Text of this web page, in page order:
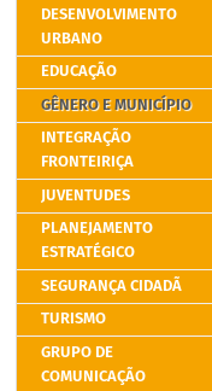
DESENVOLVIMENTO
URBANO
EDUCAÇÃO
GÊNERO E MUNICÍPIO
INTEGRAÇÃO
FRONTEIRIÇA
JUVENTUDES
PLANEJAMENTO
ESTRATÉGICO
SEGURANÇA CIDADÃ
TURISMO
GRUPO DE
COMUNICAÇÃO